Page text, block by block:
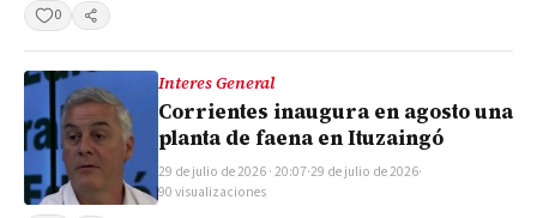
0 Compartir
Interes General
Corrientes inaugura en agosto una
planta de faena en Ituzaingó
29 de julio de 2026 · 20:07·29 de julio de 2026·
90 visualizaciones